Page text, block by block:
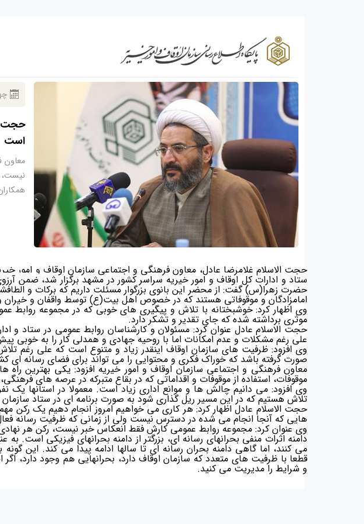
حجت
است
معاون
نیست،
ستاد و ادارات کل اوقاف و امور خیریه سراسر کشور در مشهد برگزار شد، ضمن
حضرت زهرا(س) گفت: از محضر این بانوی بزرگوار مسئلت داریم که برکات و
امامزادگان و موقوفاتی هستند که در خصوص اهل بیت(ع) توسط واقفان و
وی اظهار کرد: خوشبختانه با تلاش و پیگیری های خوبی که در مجموعه روابط
موثری برداشته شده که جای تقدیر و تشکر دارد.
حجت الاسلام عادل عنوان کرد: مسئولان و کارشناسان روابط عمومی در ستاد
علی رغم مشکلات و عدم امکانات اما با روحیه جهادی و همدلی کار را به خوبی
وی افزود: ظرفیت های سازمان اوقاف اینقدر زیاد و متنوع است که علی رغم
صورت گرفته باشد که خوراک فکری و محتوایی را می تواند برای فضای رسانه ای
معاون فرهنگی و اجتماعی سازمان اوقاف و امور خیریه افزود: یکی بهترین
موقوفات، استفاده از موقوفات و اقداماتی که در بقاع متبرکه در عرصه های
وی افزود: می دانیم چالش ها و موانع اداری زیاد است. معمولا در استانها یک
تلاش هستیم که در این مسیر ریل گذاری شود به صورت برنامه ای در ستاد
حجت الاسلام عادل اظهار کرد: هر کاری می خواهیم امروز انجام دهیم یک رکن مهم
هایی که آنجا انجام می شده در دسترس نیست ولی از زمانی که ظرفیت رسانه
وی عنوان کرد: مجموعه روابط عمومی کارش فقط انعکاس خبر نیست، رکن هر
دامنه اثرات منفی بحرانهای رسانه ای، بزرگتر از دامنه بحرانهای فیزیکی است.
می کنند، اما گاهی دامنه بحران رسانه ای تا سالها ادامه پیدا می کند. این
قطعا با ظرفیت های متعدد که سازمان اوقاف دارد، بحرانهایی هم وجود
و شرایط را مدیریت می کنید.